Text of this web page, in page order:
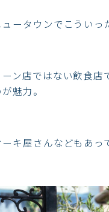
ータウンでこういっ
ン店ではない飲食店
魅力。
キ屋さんなどもあっ